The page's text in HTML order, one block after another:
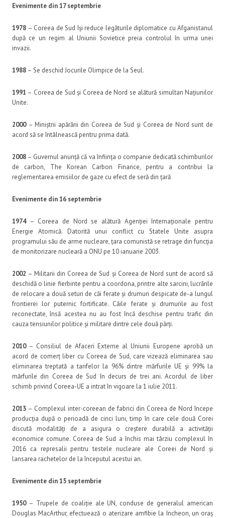
Evenimente din 17 septembrie
1978 – Coreea de Sud își reduce legăturile diplomatice cu Afganistanul
după ce un regim al Uniunii Sovietice preia controlul în urma unei
invazii.
1988 – Se deschid Jocurile Olimpice de la Seul.
1991 – Coreea de Sud și Coreea de Nord se alătură simultan Națiunilor
Unite.
2000– Miniștrii apărării din Coreea de Sud și Coreea de Nord sunt de
acord să se întâlnească pentru prima dată.
2008 – Guvernul anunță că va înființa o companie dedicată schimburilor
de carbon, The Korean Carbon Finance, pentru a contribui la
reglementarea emisiilor de gaze cu efect de seră din țară
Evenimente din 16 septembrie
1974– Coreea de Nord se alătură Agenției Internaționale pentru
Energie Atomică. Datorită unui conflict cu Statele Unite asupra
programului său de arme nucleare, țara comunistă se retrage din funcția
de monitorizare nucleară a ONU pe 10 ianuarie 2003.
2002 – Militarii din Coreea de Sud și Coreea de Nord sunt de acord să
deschidă o linie fierbinte pentru a coordona, printre alte sarcini, lucrările
de relocare a două seturi de căi ferate și drumuri despicate de-a lungul
frontierei lor puternic fortificate. Căile ferate și drumurile au fost
reconectate, însă acestea nu au fost încă deschise pentru trafic din
cauza tensiunilor politice și militare dintre cele două părți.
2010– Consiliul de Afaceri Externe al Uniunii Europene aprobă un
acord de comerț liber cu Coreea de Sud, care vizează eliminarea sau
eliminarea treptată a tarifelor la 96% dintre mărfurile UE și 99% la
mărfurile din Coreea de Sud în decurs de trei ani. Acordul de liber
schimb privind Coreea-UE a intrat în vigoare la 1 iulie 2011.
2013 – Complexul inter-coreean de fabrici din Coreea de Nord începe
producția după o perioadă de cinci luni, timp în care cele două Corei
discută modalități de a asigura o creștere durabilă a activității
economice comune. Coreea de Sud a închis mai târziu complexul în
2016 ca represalii pentru testele nucleare ale Coreei de Nord și
lansarea rachetelor de la începutul acestui an.
Evenimente din 15 septembrie
1950– Trupele de coaliție ale UN, conduse de generalul american
Douglas MacArthur, efectuează o aterizare amfibie la Incheon, un oraș